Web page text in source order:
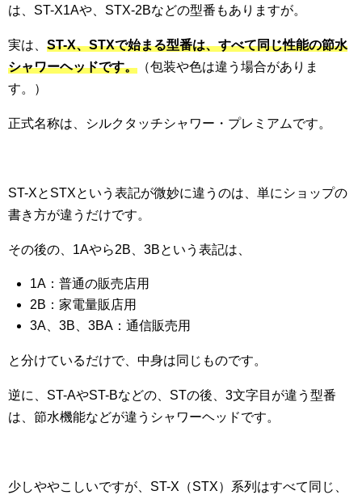
は、ST-X1Aや、STX-2Bなどの型番もありますが。
実は、 ST-X、STXで始まる型番は、すべて同じ性能の節水
シャワーヘッドです。 （包装や色は違う場合がありま
す。）
正式名称は、シルクタッチシャワー・プレミアムです。
ST-XとSTXという表記が微妙に違うのは、単にショップの
書き方が違うだけです。
その後の、1Aやら2B、3Bという表記は、
1A：普通の販売店用
2B：家電量販店用
3A、3B、3BA：通信販売用
と分けているだけで、中身は同じものです。
逆に、ST-AやST-Bなどの、STの後、3文字目が違う型番
は、節水機能などが違うシャワーヘッドです。
少しややこしいですが、ST-X（STX）系列はすべて同じ、